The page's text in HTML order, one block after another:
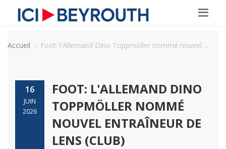
Accueil Foot: l'Allemand Dino Toppmöller nommé nouvel ...
16
JUIN
2026
FOOT: L'ALLEMAND DINO
TOPPMÖLLER NOMMÉ
NOUVEL ENTRAÎNEUR DE
LENS (CLUB)